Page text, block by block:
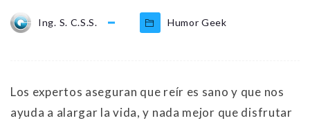
Ing. S. C.S.S. Humor Geek
Los expertos aseguran que reír es sano y que nos
ayuda a alargar la vida, y nada mejor que disfrutar